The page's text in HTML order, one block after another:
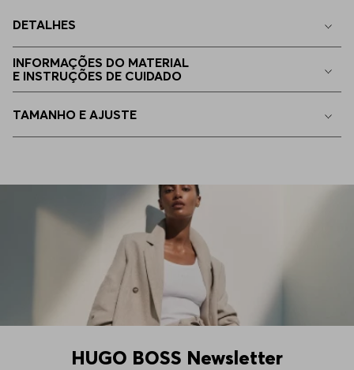
DETALHES
INFORMAÇÕES DO MATERIAL
E INSTRUÇÕES DE CUIDADO
TAMANHO E AJUSTE
HUGO BOSS Newsletter